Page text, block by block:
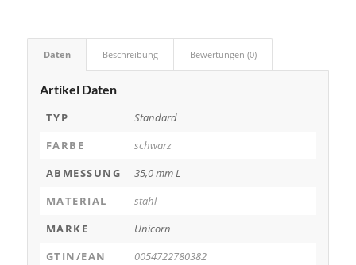
Daten Beschreibung Bewertungen (0)
Artikel Daten
TYP
Standard
FARBE
schwarz
ABMESSUNG
35,0 mm L
MATERIAL
stahl
MARKE
Unicorn
GTIN/EAN
0054722780382